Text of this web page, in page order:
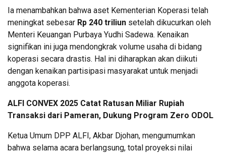
Ia menambahkan bahwa aset Kementerian Koperasi telah
meningkat sebesar Rp 240 triliun setelah dikucurkan oleh
Menteri Keuangan Purbaya Yudhi Sadewa. Kenaikan
signifikan ini juga mendongkrak volume usaha di bidang
koperasi secara drastis. Hal ini diharapkan akan diikuti
dengan kenaikan partisipasi masyarakat untuk menjadi
anggota koperasi.
ALFI CONVEX 2025 Catat Ratusan Miliar Rupiah
Transaksi dari Pameran, Dukung Program Zero ODOL
Ketua Umum DPP ALFI, Akbar Djohan, mengumumkan
bahwa selama acara berlangsung, total proyeksi nilai